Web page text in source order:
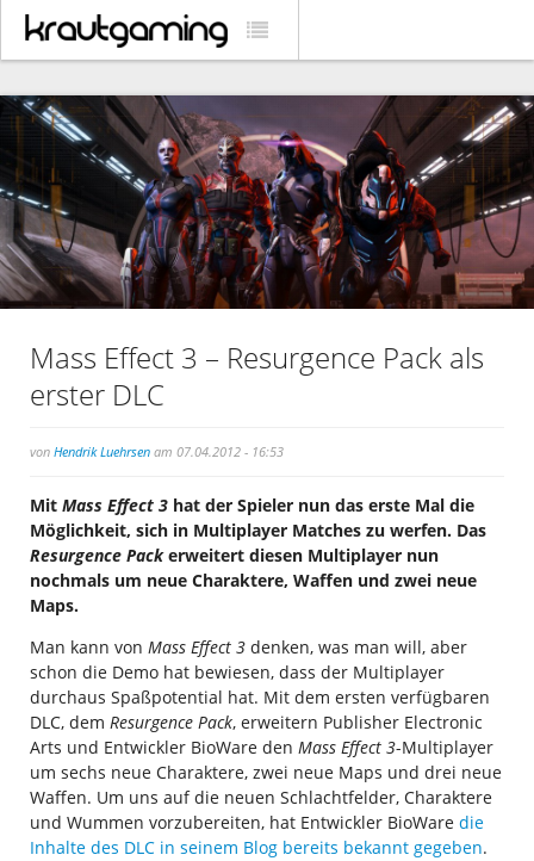
Mass Effect 3 – Resurgence Pack als
erster DLC
von Hendrik Luehrsen am 07.04.2012 - 16:53
Mit Mass Effect 3 hat der Spieler nun das erste Mal die
Möglichkeit, sich in Multiplayer Matches zu werfen. Das
Resurgence Packerweitert diesen Multiplayer nun
nochmals um neue Charaktere, Waffen und zwei neue
Maps.
Man kann von Mass Effect 3 denken, was man will, aber
schon die Demo hat bewiesen, dass der Multiplayer
durchaus Spaßpotential hat. Mit dem ersten verfügbaren
DLC, dem Resurgence Pack, erweitern Publisher Electronic
Arts und Entwickler BioWare den Mass Effect 3-Multiplayer
um sechs neue Charaktere, zwei neue Maps und drei neue
Waffen. Um uns auf die neuen Schlachtfelder, Charaktere
und Wummen vorzubereiten, hat Entwickler BioWare die
Inhalte des DLC in seinem Blog bereits bekannt gegeben.